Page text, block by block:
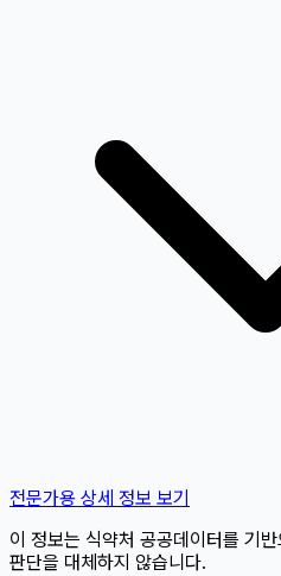
전문가용 상세 정보 보기
이 정보는 식약처 공공데이터를 기
판단을 대체하지 않습니다.